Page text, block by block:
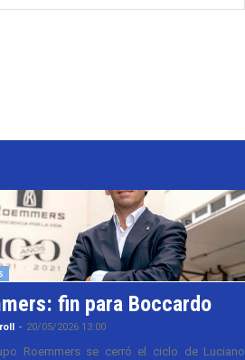
fin para Boccardo
- 20/05/2026 13:00
Roemmers se cerró el ciclo de Luciano